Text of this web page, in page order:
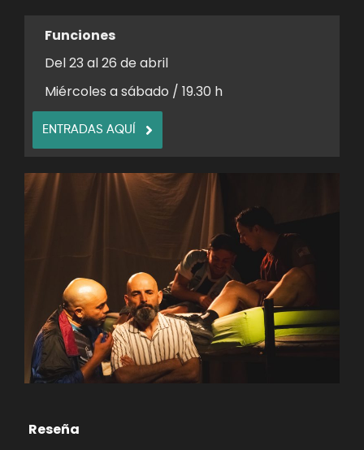
Funciones
Del 23 al 26 de abril
Miércoles a sábado / 19.30 h
ENTRADAS AQUÍ
Reseña